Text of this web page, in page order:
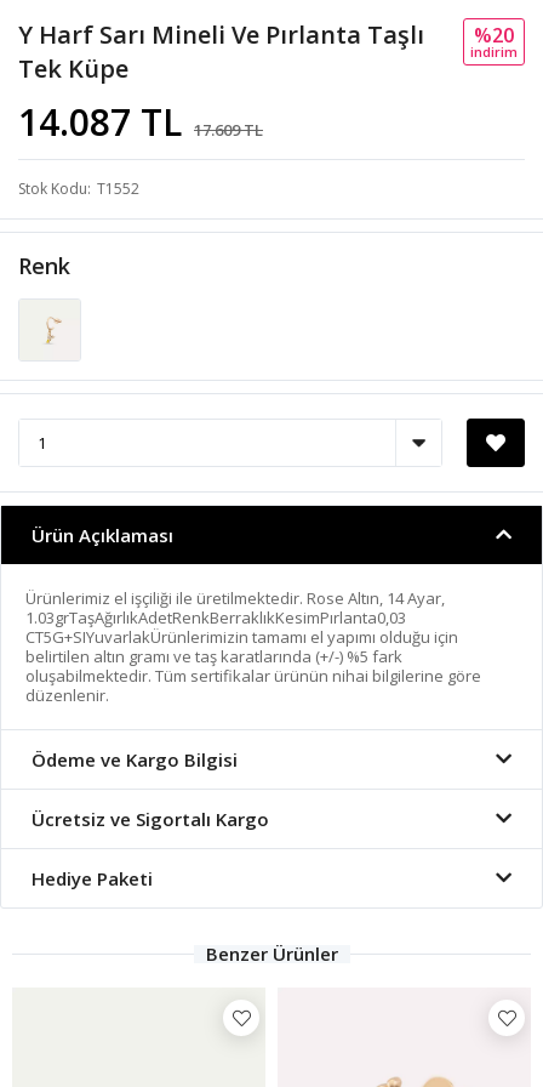
Y Harf Sarı Mineli Ve Pırlanta Taşlı
Tek Küpe
14.087 TL 17.609 TL
%20
i̇ndi̇ri̇m
Stok Kodu T1552
Renk
Ürün Açıklaması
Ürünlerimiz el işçiliği ile üretilmektedir. Rose Altın, 14 Ayar,
1.03grTaşAğırlıkAdetRenkBerraklıkKesimPırlanta0,03
CT5G+SIYuvarlakÜrünlerimizin tamamı el yapımı olduğu için
belirtilen altın gramı ve taş karatlarında (+/-) %5 fark
oluşabilmektedir. Tüm sertifikalar ürünün nihai bilgilerine göre
düzenlenir.
Ödeme ve Kargo Bilgisi
Ücretsiz ve Sigortalı Kargo
Hediye Paketi
Benzer Ürünler